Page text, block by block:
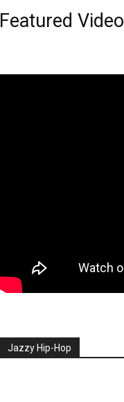
Featured Video
Jazzy Hip-Hop